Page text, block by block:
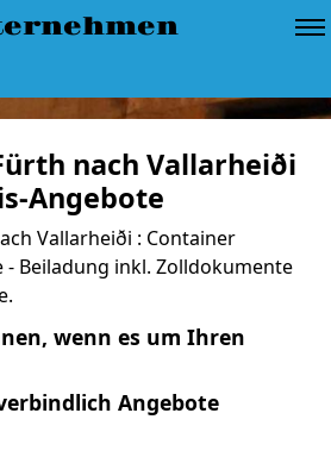
nach Vallarheiði
Angebote
Vallarheiði : Container
- Beiladung inkl. Zolldokumente
wenn es um Ihren
Angebote